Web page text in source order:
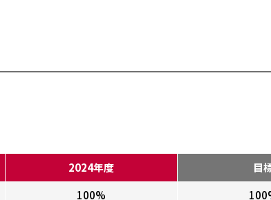
2024年度
目
100%